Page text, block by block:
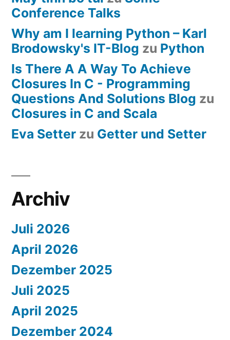
Conference Talks
Why am I learning Python – Karl
Brodowsky's IT-Blog zu Python
Is There A A Way To Achieve
Closures In C - Programming
Questions And Solutions Blog zu
Closures in C and Scala
Eva Setter zu Getter und Setter
Archiv
Juli 2026
April 2026
Dezember 2025
Juli 2025
April 2025
Dezember 2024